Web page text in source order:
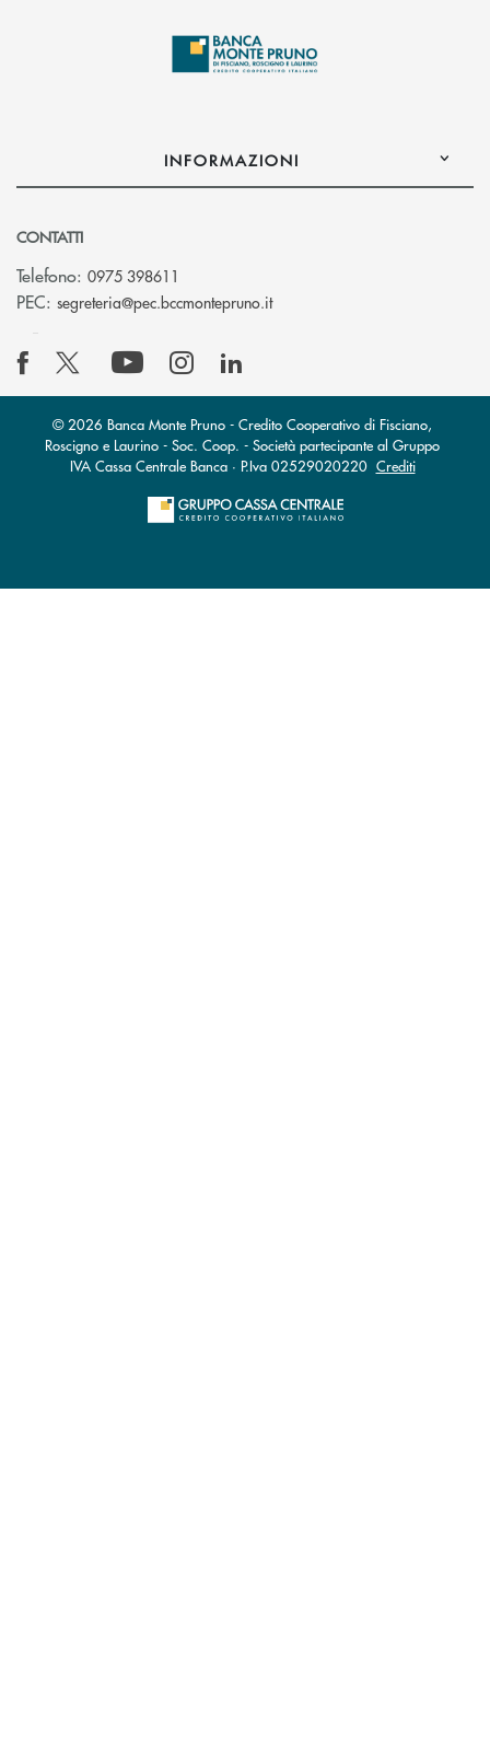
INFORMAZIONI
CONTATTI
Telefono: 0975 398611
PEC: segreteria@pec.bccmontepruno.it(si apre l’app di posta
© 2026 Banca Monte Pruno - Credito Cooperativo di Fisciano,
Roscigno e Laurino - Soc. Coop. - Società partecipante al Gruppo
IVA Cassa Centrale Banca · P.Iva 02529020220 Crediti